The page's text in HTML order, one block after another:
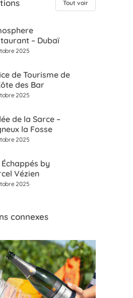
Tout voir
– Dubaï
2025
de Tourisme de
des Bar
2025
de la Sarce –
la Fosse
2025
Échappés by
Vézien
2025
connexes